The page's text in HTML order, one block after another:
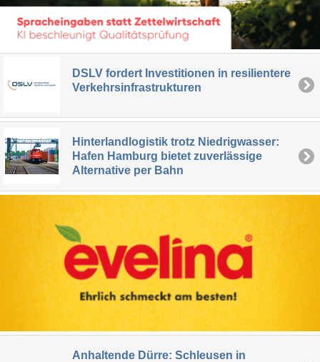
DSLV fordert Investitionen in resilientere
Verkehrsinfrastrukturen
Hinterlandlogistik trotz Niedrigwasser:
Hafen Hamburg bietet zuverlässige
Alternative per Bahn
Anhaltende Dürre: Schleusen in